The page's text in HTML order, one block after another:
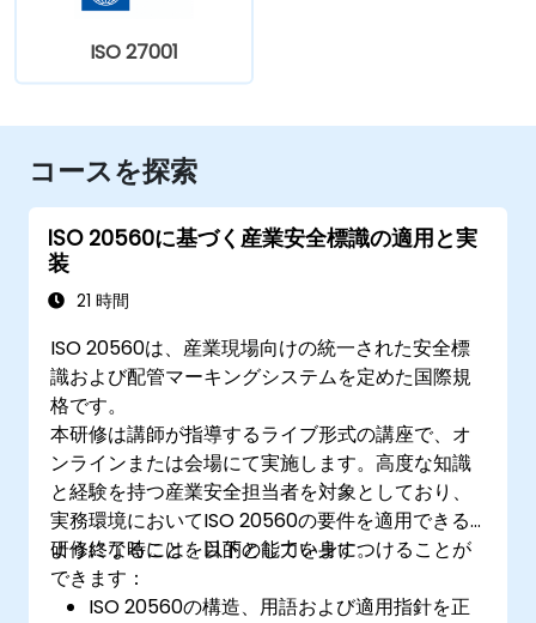
ISO 27001
コースを探索
ISO 20560に基づく産業安全標識の適用と実
装
21 時間
ISO 20560は、産業現場向けの統一された安全標
識および配管マーキングシステムを定めた国際規
格です。
本研修は講師が指導するライブ形式の講座で、オ
ンラインまたは会場にて実施します。高度な知識
と経験を持つ産業安全担当者を対象としており、
実務環境においてISO 20560の要件を適用できる
ようになることを目的としています。
研修終了時には、以下の能力を身につけることが
できます：
ISO 20560の構造、用語および適用指針を正